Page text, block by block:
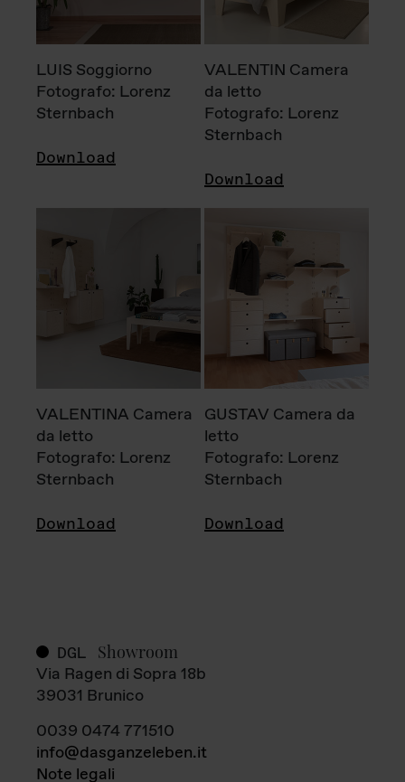
LUIS Soggiorno
Fotografo: Lorenz
Sternbach
Download
VALENTIN Camera
da letto
Fotografo: Lorenz
Sternbach
Download
VALENTINA Camera
da letto
Fotografo: Lorenz
Sternbach
Download
GUSTAV Camera da
letto
Fotografo: Lorenz
Sternbach
Download
DGL Showroom
Via Ragen di Sopra 18b
39031 Brunico
0039 0474 771510
info@dasganzeleben.it
Note legali